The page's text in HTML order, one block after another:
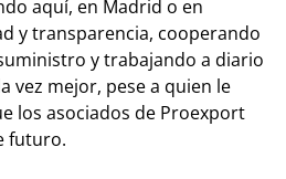
aquí, en Madrid o en
y transparencia, cooperando
y trabajando a diario
vez mejor, pese a quien le
los asociados de Proexport
futuro.